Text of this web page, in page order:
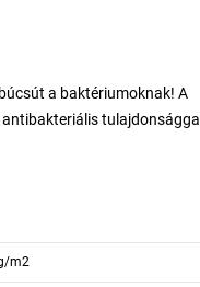
a baktériumoknak! A
tulajdonsággal
nap.
odaadással. Ezen felül, az
egyedülálló
is használhatják.
m2